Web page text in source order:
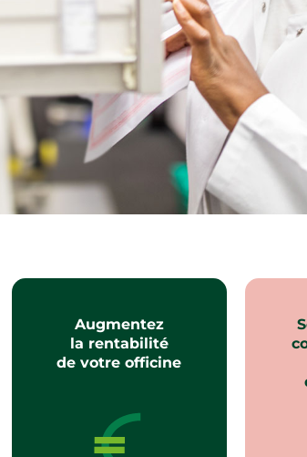
Augmentez
la rentabilité
de votre officine